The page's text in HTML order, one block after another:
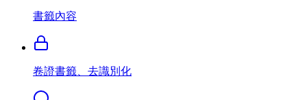
書籤內容
卷證書籤、去識別化